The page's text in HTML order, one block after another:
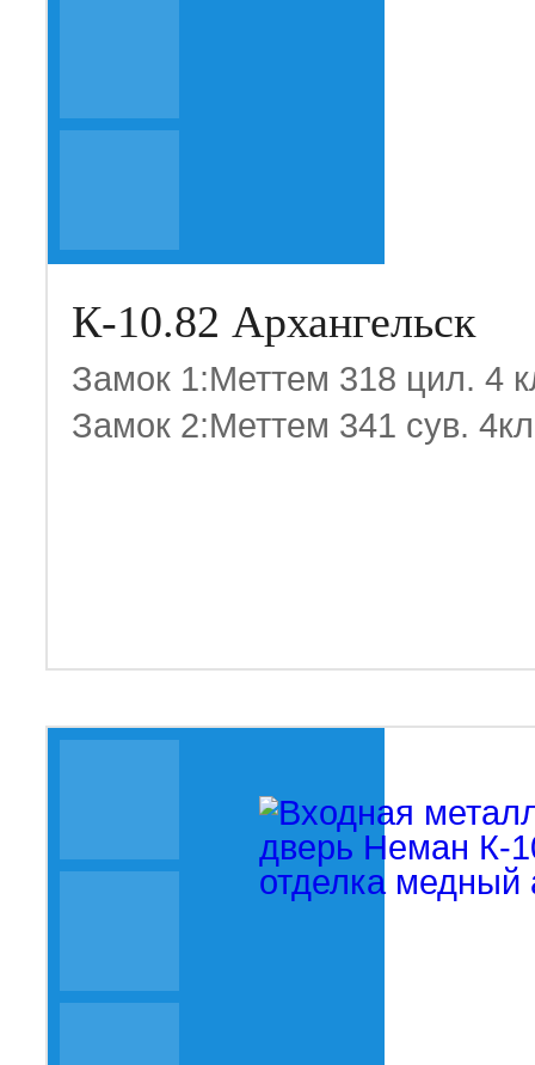
К-10.82 Архангельск
Замок 1:Меттем 318 цил. 4
Замок 2:Меттем 341 сув.